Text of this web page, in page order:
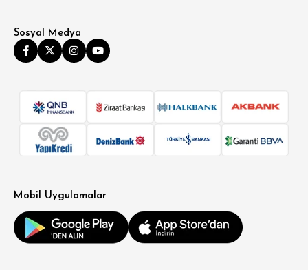
Sosyal Medya
Mobil Uygulamalar